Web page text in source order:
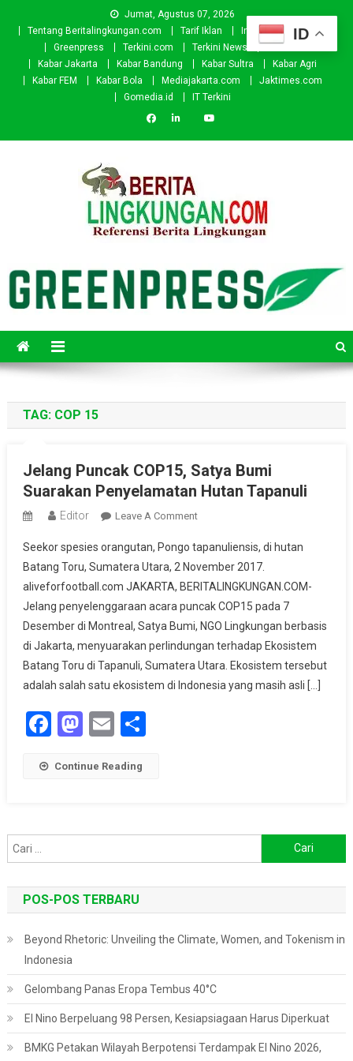
Jumat, Agustus 07, 2026
Tentang Beritalingkungan.com
Tarif Iklan Investor
Donasi
Greenpress
Terkini.com Terkini News
Kabar.id
Kabar Jakarta
Kabar Bandung Kabar Sultra
Kabar Agri
Kabar FEM
Kabar Bola Mediajakarta.com
Jaktimes.com
Gomedia.id
IT Terkini
TAG: COP 15
Jelang Puncak COP15, Satya Bumi
Suarakan Penyelamatan Hutan Tapanuli
Editor Leave A CommentOn
Puncak
COP15,
Satya
Bumi
Suarakan
Penyelamatan
Hutan
Tapanuli
Seekor spesies orangutan, Pongo tapanuliensis, di hutan
Batang Toru, Sumatera Utara, 2 November 2017.
aliveforfootball.com JAKARTA, BERITALINGKUNGAN.COM-
Jelang penyelenggaraan acara puncak COP15 pada 7
Desember di Montreal, Satya Bumi, NGO Lingkungan berbasis
di Jakarta, menyuarakan perlindungan terhadap Ekosistem
Batang Toru di Tapanuli, Sumatera Utara. Ekosistem tersebut
adalah salah satu ekosistem di Indonesia yang masih asli […]
Facebook
Mastodon
EmailShare
Continue Reading
untuk:
POS-POS TERBARU
Beyond Rhetoric: Unveiling the Climate, Women, and Tokenism in
Indonesia
Gelombang Panas Eropa Tembus 40°C
El Nino Berpeluang 98 Persen, Kesiapsiagaan Harus Diperkuat
BMKG Petakan Wilayah Berpotensi Terdampak El Nino 2026,
ID